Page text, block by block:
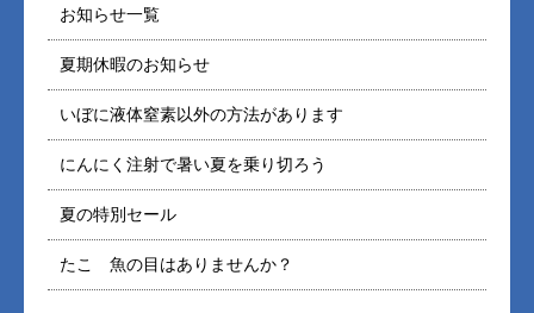
お知らせ一覧
夏期休暇のお知らせ
いぼに液体窒素以外の方法があります
にんにく注射で暑い夏を乗り切ろう
夏の特別セール
たこ 魚の目はありませんか？